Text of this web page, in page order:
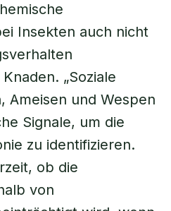
Insekten auch nicht
„Soziale
Ameisen und Wespen
Signale, um die
zu identifizieren.
ob die
von